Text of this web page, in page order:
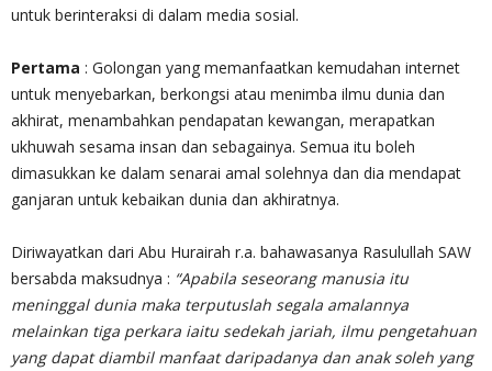
untuk berinteraksi di dalam media sosial.
Pertama : Golongan yang memanfaatkan kemudahan internet
untuk menyebarkan, berkongsi atau menimba ilmu dunia dan
akhirat, menambahkan pendapatan kewangan, merapatkan
ukhuwah sesama insan dan sebagainya. Semua itu boleh
dimasukkan ke dalam senarai amal solehnya dan dia mendapat
ganjaran untuk kebaikan dunia dan akhiratnya.
Diriwayatkan dari Abu Hurairah r.a. bahawasanya Rasulullah SAW
bersabda maksudnya : “Apabila seseorang manusia itu
meninggal dunia maka terputuslah segala amalannya
melainkan tiga perkara iaitu sedekah jariah, ilmu pengetahuan
yang dapat diambil manfaat daripadanya dan anak soleh yang